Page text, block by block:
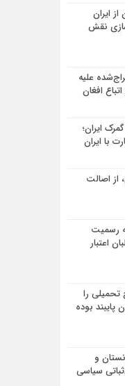
ایران
نقش
علیه
افغان
ایران؛
با ایران
از اصالت
رسمیت
اعتبار
را
پایبند بوده
و
سیاسی